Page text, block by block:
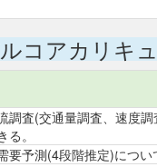
コアカリキ
調査(交通量調査、速度
る。
要予測(4段階推定)につい